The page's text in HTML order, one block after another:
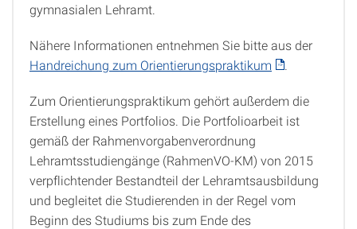
gymnasialen Lehramt.
Nähere Informationen entnehmen Sie bitte aus der
Handreichung zum Orientierungspraktikum
Zum Orientierungspraktikum gehört außerdem die
Erstellung eines Portfolios. Die Portfolioarbeit ist
gemäß der Rahmenvorgabenverordnung
Lehramtsstudiengänge (RahmenVO-KM) von 2015
verpflichtender Bestandteil der Lehramtsausbildung
und begleitet die Studierenden in der Regel vom
Beginn des Studiums bis zum Ende des